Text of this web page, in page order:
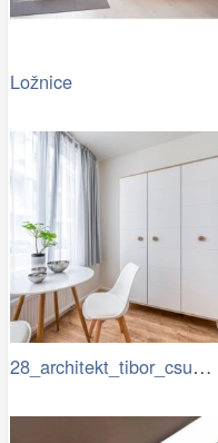
Ložnice
28_architekt_tibor_csukas_byty_Luka.jpg